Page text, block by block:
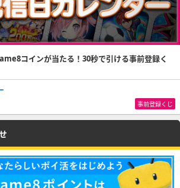
コインが当たる！30秒で引ける事前登録く
事前登録くじ